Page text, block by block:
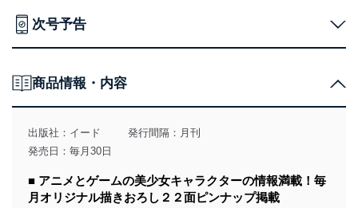
用目的を明確にし、本人の同意を得たうえで利用目的の
得・利用・提供を行います。また、当社が保有している
みを確実にするため、従業者等の教育を徹底してまいり
措置を講じます。
法令遵守
次号予告
商品情報・内容
出版社： イード
発行間隔：月刊
発売日：毎月30日
■ アニメとゲームの美少女キャラクターの情報満載！毎
月オリジナル描きおろし２２面ピンナップ掲載